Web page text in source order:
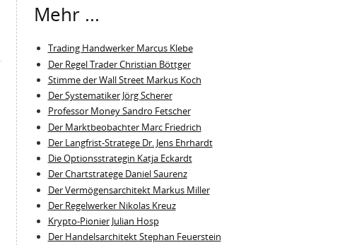
Mehr ...
Trading Handwerker Marcus Klebe
Der Regel Trader Christian Böttger
Stimme der Wall Street Markus Koch
Der Systematiker Jörg Scherer
Professor Money Sandro Fetscher
Der Marktbeobachter Marc Friedrich
Der Langfrist-Stratege Dr. Jens Ehrhardt
Die Optionsstrategin Katja Eckardt
Der Chartstratege Daniel Saurenz
Der Vermögensarchitekt Markus Miller
Der Regelwerker Nikolas Kreuz
Krypto-Pionier Julian Hosp
Der Handelsarchitekt Stephan Feuerstein